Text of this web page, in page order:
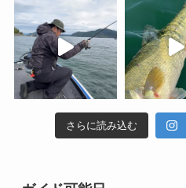
さらに読み込む